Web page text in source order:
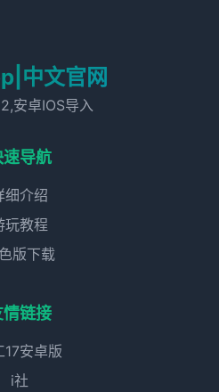
中文官网
安卓IOS导入
速导航
细介绍
玩教程
版下载
情链接
17安卓版
i社